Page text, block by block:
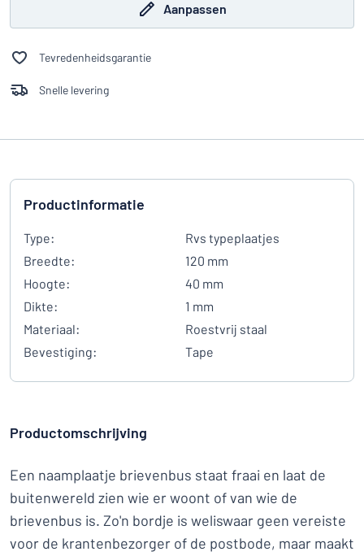
Aanpassen
Tevredenheidsgarantie
Snelle levering
Productinformatie
Type:
Rvs typeplaatjes
Breedte:
120 mm
Hoogte:
40 mm
Dikte:
1 mm
Materiaal:
Roestvrij staal
Bevestiging:
Tape
Productomschrijving
Een naamplaatje brievenbus staat fraai en laat de
buitenwereld zien wie er woont of van wie de
brievenbus is. Zo'n bordje is weliswaar geen vereiste
voor de krantenbezorger of de postbode, maar maakt